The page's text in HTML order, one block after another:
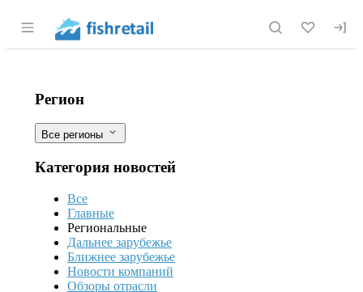
Раздел навигации по сайту fishretail.ru
Количество исследований на ГМО в
Фильтры
Регион
Все регионы
Категория новостей
Все
Главные
Региональные
Дальнее зарубежье
Ближнее зарубежье
Новости компаний
Обзоры отрасли